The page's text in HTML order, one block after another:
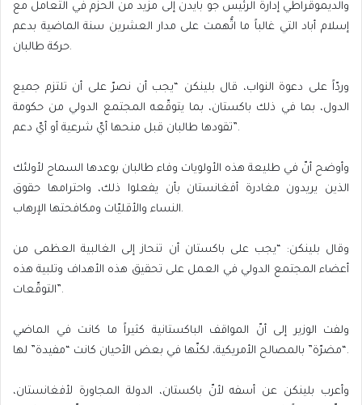
والديموقراطي إدارة الرئيس جو بايدن إلى مزيد من الحزم في التعامل مع
إسلام أباد التي غالباً ما اتُّهمت على مدار العشرين سنة الماضية بدعم
حركة طالبان.
وردّاً على دعوة النواب، قال بلينكن “يجب أن نصرّ على أن تلتزم جميع
الدول، بما في ذلك باكستان، بما يتوقّعه المجتمع الدولي من حكومة
تقودها طالبان قبل منحها أيّ شرعية أو أيّ دعم”.
وأوضح أنّ في طليعة هذه الأولويات وفاء طالبان بوعدها السماح لأولئك
الذين يريدون مغادرة أفغانستان بأن يفعلوا ذلك، واحترامها حقوق
النساء والأقليّات ومكافحتها الإرهاب.
وقال بلينكن: “يجب على باكستان أن تنحاز إلى الغالبية العظمى من
أعضاء المجتمع الدولي في العمل على تحقيق هذه الأهداف وتلبية هذه
التوقّعات”.
ولفت الوزير إلى أنّ المواقف الباكستانية كثيراً ما كانت في الماضي
“مضرّة” بالمصالح الأمريكية، لكنّها في بعض الأحيان كانت “مفيدة” لها.
وأعرب بلينكن عن أسفه لأنّ باكستان، الدولة المجاورة لأفغانستان،